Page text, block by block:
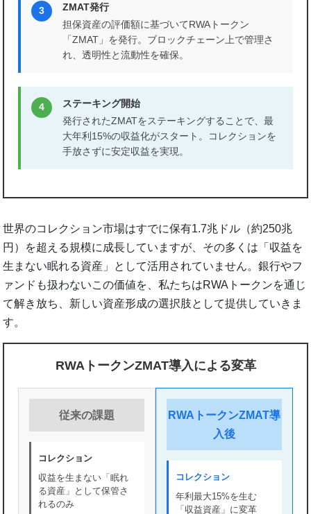
3
ZMAT発行
担保資産の評価額に基づいてRWAトークン
「ZMAT」を発行。ブロックチェーン上で管理さ
れ、透明性と流動性を確保。
4
ステーキング開始
発行されたZMATをステーキングすることで、最
大年利15%の収益化がスタート。コレクションを
手放さずに安定収益を実現。
世界のコレクション市場はすでに保有1.7兆ドル（約250兆
円）を超える規模に成長していますが、その多くは「収益を
生まない眠れる資産」として活用されていません。銀行やフ
ァンドも扱わないこの価値を、私たちはRWAトークンを通じ
て解き放ち、新しい資産形成の選択肢として提供していきま
す。
RWAトークンZMAT導入による変革
従来の課題
コレクション
収益を生まない「眠れ
る資産」として保管さ
れるのみ
RWAトークンZMAT導
入後
コレクション
年利最大15%を生む
「収益資産」に変革